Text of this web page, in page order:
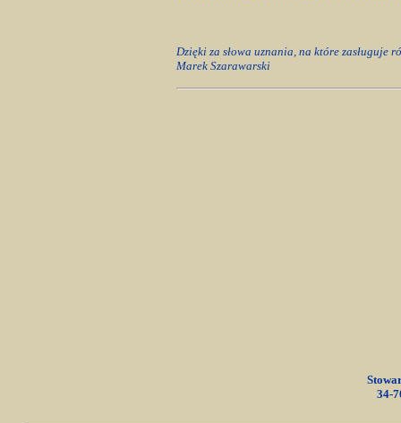
Dzięki za słowa uznania, na które zasługuje
Marek Szarawarski
34-